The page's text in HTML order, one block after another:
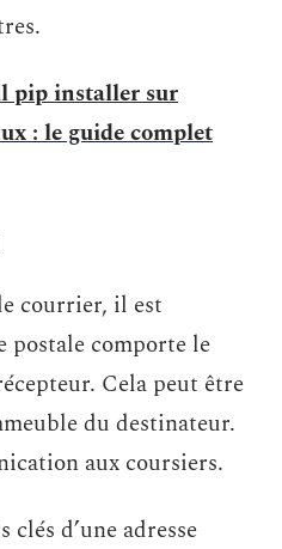
pip installer sur
: le guide complet
courrier, il est
postale comporte le
Cela peut être
du destinateur.
aux coursiers.
d’une adresse